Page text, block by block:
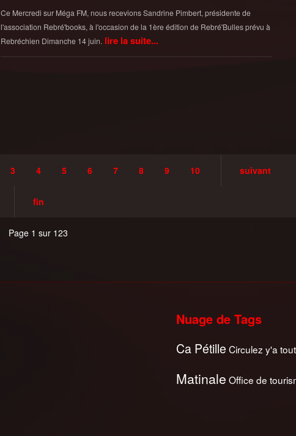
Ce Mercredi sur Méga FM, nous recevions Sandrine Pimbert, présidente de
l'association Rebré'books, à l'occasion de la 1ère édition de Rebré'Bulles prévu à
Rebréchien Dimanche 14 juin. lire la suite...
3 4 5 6 7 8 9 10 suivant
fin
Page 1 sur 123
Nuage de Tags
Ca Pétille Circulez y'a
Matinale Office de